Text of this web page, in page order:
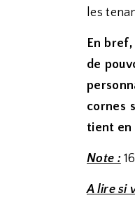
les
En
de
cornes
tient en
Note :
A lire si